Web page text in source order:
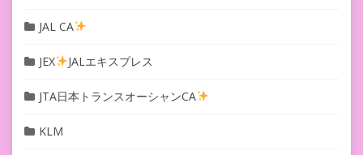
JAL CA
JEX JALエキスプレス
JTA日本トランスオーシャンCA
KLM